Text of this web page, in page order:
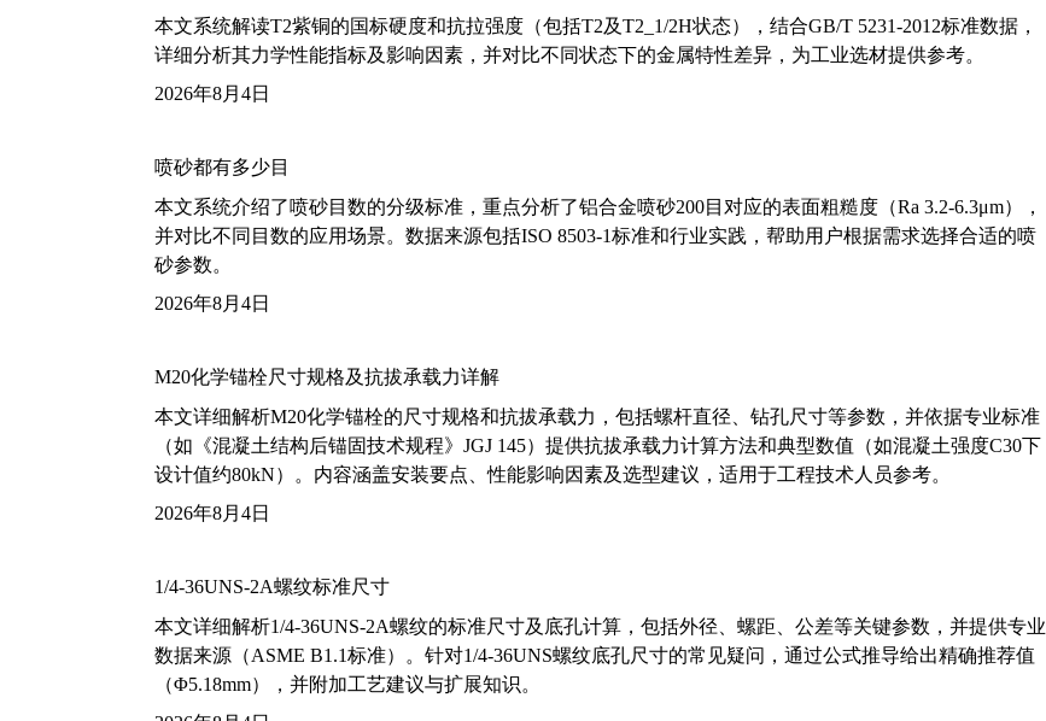
本文系统解读T2紫铜的国标硬度和抗拉强度（包括T2及T2_1/2H状态），结合GB/T 5231-2012标准数据，
详细分析其力学性能指标及影响因素，并对比不同状态下的金属特性差异，为工业选材提供参考。
2026年8月4日
喷砂都有多少目
本文系统介绍了喷砂目数的分级标准，重点分析了铝合金喷砂200目对应的表面粗糙度（Ra 3.2-6.3μm），
并对比不同目数的应用场景。数据来源包括ISO 8503-1标准和行业实践，帮助用户根据需求选择合适的喷
砂参数。
2026年8月4日
M20化学锚栓尺寸规格及抗拔承载力详解
本文详细解析M20化学锚栓的尺寸规格和抗拔承载力，包括螺杆直径、钻孔尺寸等参数，并依据专业标准
（如《混凝土结构后锚固技术规程》JGJ 145）提供抗拔承载力计算方法和典型数值（如混凝土强度C30下
设计值约80kN）。内容涵盖安装要点、性能影响因素及选型建议，适用于工程技术人员参考。
2026年8月4日
1/4-36UNS-2A螺纹标准尺寸
本文详细解析1/4-36UNS-2A螺纹的标准尺寸及底孔计算，包括外径、螺距、公差等关键参数，并提供专业
数据来源（ASME B1.1标准）。针对1/4-36UNS螺纹底孔尺寸的常见疑问，通过公式推导给出精确推荐值
（Φ5.18mm），并附加工艺建议与扩展知识。